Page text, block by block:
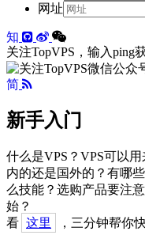
网址
知
关注TopVPS，输入ping
简
新手入门
什么是VPS？VPS可以
内的还是国外的？有哪
么技能？选购产品要注
始？
看 这里 ，三分钟帮你